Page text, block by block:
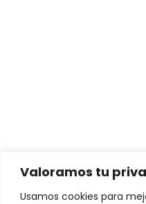
Valoramos tu
Usamos cookies para
Soluciones para